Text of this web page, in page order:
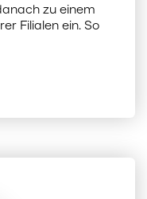
zu einem
Filialen ein. So
in deinen